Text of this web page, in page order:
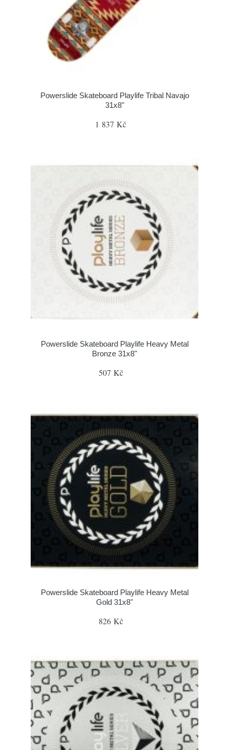
Powerslide Skateboard Playlife Tribal Navajo
31x8"
1 837 Kč
Powerslide Skateboard Playlife Heavy Metal
Bronze 31x8"
507 Kč
Powerslide Skateboard Playlife Heavy Metal
Gold 31x8"
826 Kč